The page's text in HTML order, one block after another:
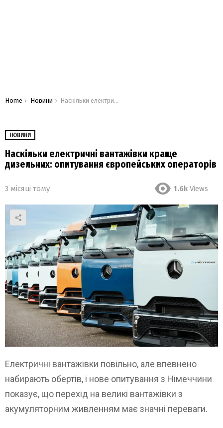
You are here:
Home Новини Наскільки електричні вантажівки краще дизельних: опитування європейських операторів
НОВИНИ
Наскільки електричні вантажівки краще
дизельних: опитування європейських операторів
3 місяці тому 1.6k Views
Електричні вантажівки повільно, але впевнено
набирають обертів, і нове опитування з Німеччини
показує, що перехід на великі вантажівки з
акумуляторним живленням має значні переваги.